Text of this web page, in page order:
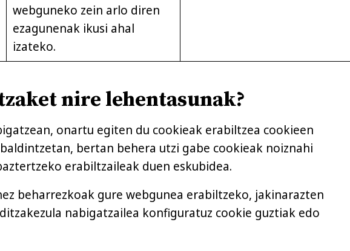
webguneko zein arlo diren
ezagunenak ikusi ahal
izateko.
nire lehentasunak?
onartu egiten du cookieak erabiltzea cookieen
bertan behera utzi gabe cookieak noiznahi
erabiltzaileak duen eskubidea.
beharrezkoak gure webgunea erabiltzeko, jakinarazten
nabigatzailea konfiguratuz cookie guztiak edo